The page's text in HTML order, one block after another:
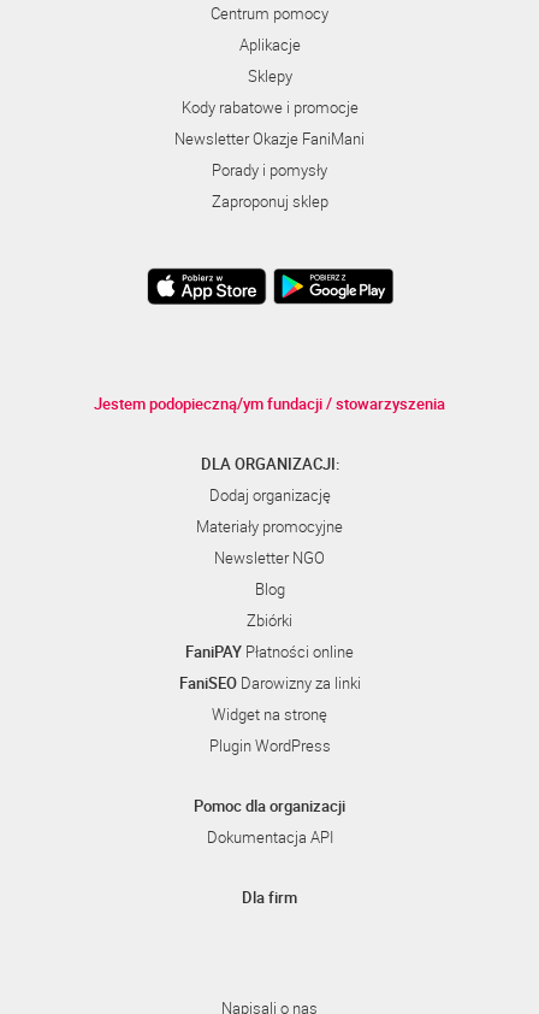
Centrum pomocy
Aplikacje
Sklepy
Kody rabatowe i promocje
Newsletter Okazje FaniMani
Porady i pomysły
Zaproponuj sklep
Jestem podopieczną/ym fundacji / stowarzyszenia
DLA ORGANIZACJI:
Dodaj organizację
Materiały promocyjne
Newsletter NGO
Blog
Zbiórki
FaniPAY Płatności online
FaniSEODarowizny za linki
Widget na stronę
Plugin WordPress
Pomoc dla organizacji
Dokumentacja API
Dla firm
Napisali o nas